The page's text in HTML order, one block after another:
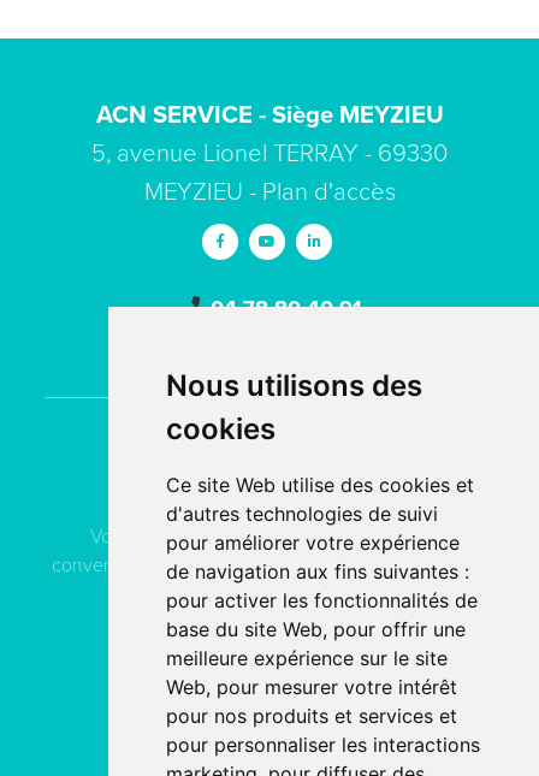
Nous utilisons des
cookies
Ce site Web utilise des cookies et
d'autres technologies de suivi
pour améliorer votre expérience
de navigation aux fins suivantes :
pour activer les fonctionnalités de
base du site Web, pour offrir une
meilleure expérience sur le site
Web, pour mesurer votre intérêt
pour nos produits et services et
pour personnaliser les interactions
ACN SERVICE - Siège MEYZIEU
5, avenue Lionel TERRAY - 69330
MEYZIEU - Plan d'accès
04 78 80 40 91
Contactez
ACN Service
Vous pouvez contacter ACN Service à votre
convenance, soit par téléphone, soit par email, soit en
remplissant le formulaire de contact.
04 78 80 40 91
PAR EMAIL